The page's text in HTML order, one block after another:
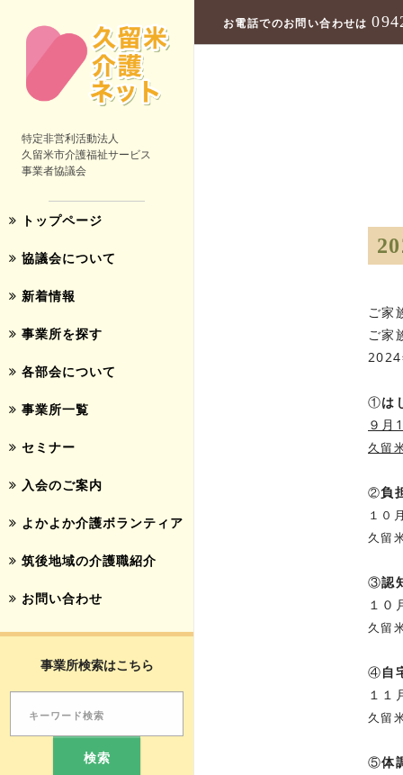
特定非営利活動法人
久留米市介護福祉サービス
事業者協議会
トップページ
協議会について
新着情報
事業所を探す
各部会について
事業所一覧
セミナー
入会のご案内
よかよか介護ボランティア
筑後地域の介護職紹介
お問い合わせ
事業所検索はこちら
お電話でのお問い合わせは
ご家
ご家
2024
①は
９月
久留
②負
１０
久留
③認
１０
久留
④自
１１
久留
⑤体